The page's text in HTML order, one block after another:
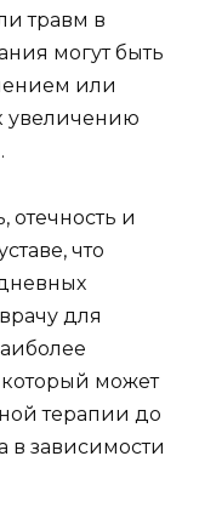
травм в
могут быть
или
увеличению
отечность и
что
для
может
терапии до
в зависимости